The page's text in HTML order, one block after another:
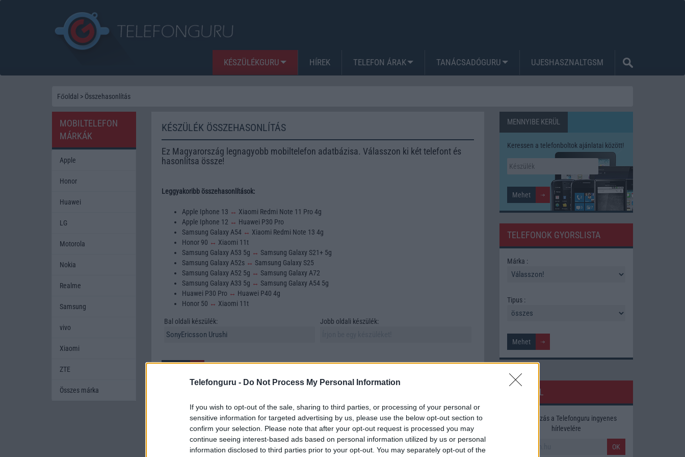
Telefonguru - Do Not Process My Personal Information
If you wish to opt-out of the sale, sharing to third parties, or processing of your personal or
sensitive information for targeted advertising by us, please use the below opt-out section to
confirm your selection. Please note that after your opt-out request is processed you may
continue seeing interest-based ads based on personal information utilized by us or personal
information disclosed to third parties prior to your opt-out. You may separately opt-out of the
KÉSZÜLÉKGURU HÍREK TELEFON ÁRAK TANÁCSADÓGURU UJESHASZNALTGSM
Főoldal > Összehasonlítás
KÉSZÜLÉK ÖSSZEHASONLÍTÁS
Ez Magyarország legnagyobb mobiltelefon adatbázisa. Válasszon ki két telefont és
hasonlítsa össze!
Leggyakoribb összehasonlítások:
Apple Iphone 13 ↔ Xiaomi Redmi Note 11 Pro 4g
Apple Iphone 12 ↔ Huawei P30 Pro
Samsung Galaxy A54 ↔ Xiaomi Redmi Note 13 4g
Honor 90 ↔ Xiaomi 11t
Samsung Galaxy A53 5g ↔ Samsung Galaxy S21+ 5g
Samsung Galaxy A52s ↔ Samsung Galaxy S25
Samsung Galaxy A52 5g ↔ Samsung Galaxy A72
Samsung Galaxy A33 5g ↔ Samsung Galaxy A54 5g
Huawei P30 Pro ↔ Huawei P40 4g
Honor 50 ↔ Xiaomi 11t
Bal oldali készülék: Jobb oldali készülék:
A mobiltelefonok kiválasztása és összehasonlítása az egyik legfontosabb feladat azok számára, akik új
készüléket szeretnének vásárolni. A mobiltelefonok sokfélesége azonban számos szempontot vonz magára,
amikor két készüléket hasonlítunk össze. Ebben a cikkben összehasonlítunk két szabadon választott
mobiltelefont, és segítünk megtalálni azokat az elemeket, amelyek a döntésünket meghatározzák.
MENNYIBE KERÜL
Keressen a telefonboltok ajánlatai között!
TELEFONOK GYORSLISTA
Márka :
Tipus :
HÍRLEVÉL
Feliratkozás a Telefonguru ingyenes
hírlevelére
OK
MOBILTELEFON
MÁRKÁK
Apple
Honor
Huawei
LG
Motorola
Nokia
Realme
Samsung
vivo
Xiaomi
ZTE
Összes márka